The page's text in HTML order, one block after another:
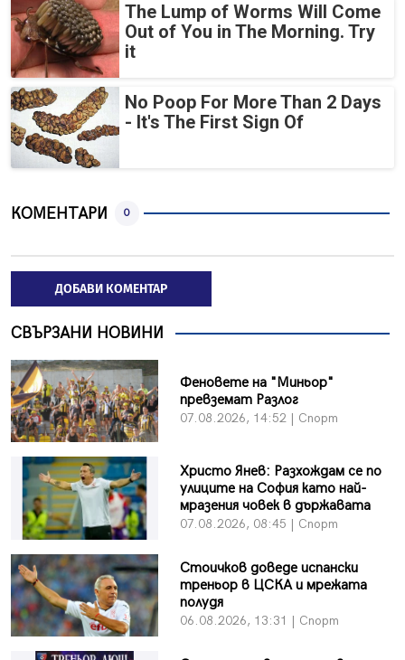
The Lump of Worms Will Come
Out of You in The Morning. Try
it
No Poop For More Than 2 Days
- It's The First Sign Of
КОМЕНТАРИ 0
ДОБАВИ КОМЕНТАР
СВЪРЗАНИ НОВИНИ
Феновете на "Миньор"
превземат Разлог
07.08.2026, 14:52 | Спорт
Христо Янев: Разхождам се по
улиците на София като най-
мразения човек в държавата
07.08.2026, 08:45 | Спорт
Стоичков доведе испански
треньор в ЦСКА и мрежата
полудя
06.08.2026, 13:31 | Спорт